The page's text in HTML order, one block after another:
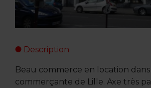
Description
Beau commerce en location
commerçante de Lille. Axe très